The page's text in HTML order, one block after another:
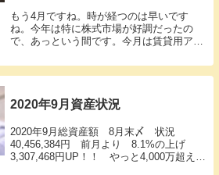
もう4月ですね。時が経つのは早いです
ね。今年は特に株式市場が好調だったの
で、あっという間です。今月は賃貸用アパ
ほど支出しています。資産はマイナスにな
っていますが、実質はプラスです。今月の
2020年9月資産状況
2020年9月総資産額 8月末〆 状況
40,456,384円 前月より 8.1%の上げ
3,307,468円UP！！ やっと4,000万超えま